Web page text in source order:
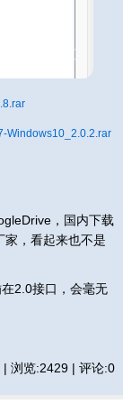
Windows10_2.0.2.rar
，国内下载
家，看起来也不是
2.0接口，会毫无
浏览:2429 | 评论:0